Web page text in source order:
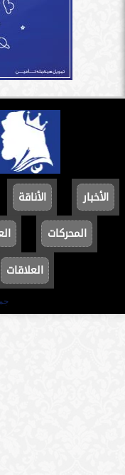
الأخبار الأناقة
المحركات
العلاقات